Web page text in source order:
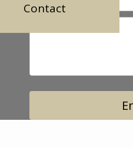
Contact